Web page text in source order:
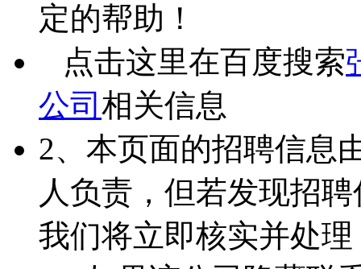
定的帮助！
点击这里在百度搜索
公司 相关信息
2、本页面的招聘信息
人负责，但若发现招
我们将立即核实并处理